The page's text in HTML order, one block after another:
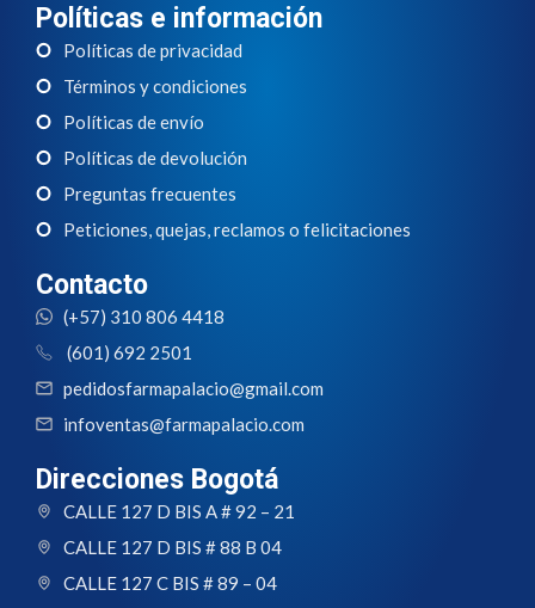
Políticas e información
Políticas de privacidad
Términos y condiciones
Políticas de envío
Políticas de devolución
Preguntas frecuentes
Peticiones, quejas, reclamos o felicitaciones
Contacto
(+57) 310 806 4418
(601) 692 2501
pedidosfarmapalacio@gmail.com
infoventas@farmapalacio.com
Direcciones Bogotá
CALLE 127 D BIS A # 92 – 21
CALLE 127 D BIS # 88 B 04
CALLE 127 C BIS # 89 – 04